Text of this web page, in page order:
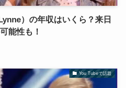
）の年収はいくら？来日
能性も！
You Tubeで話題